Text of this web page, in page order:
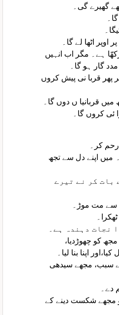
گھیرے گی۔
اٹھا لے گا۔
ہے۔ مگر اب انہیں
گار ہو گا۔
قربا نی پیش کروں
قربانیا ں دوں گا۔
ئی کروں گا۔
کر۔
میں اپنے دل سے تجھ
بات کر نے تیرے
م سے مت موڑ۔
نجات دہندہ ہے۔
کو چھوڑدیا،
اپنا بنا لیا۔
سبب، مجھے سیدھی
دے۔
مجھے شکست دینے کے